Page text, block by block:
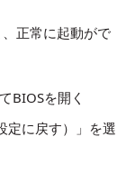
正常に起動がで
BIOSを開く
定に戻す）」を選